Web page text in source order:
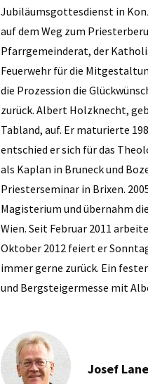
Jubiläumsgottesdienst in
auf dem Weg zum
Pfarrgemeinderat, der
Feuerwehr für die
die Prozession die
zurück. Albert Holzknecht,
Tabland, auf. Er maturierte
entschied er sich für das
als Kaplan in Bruneck und
Priesterseminar in Brixen.
Magisterium und übernahm
Wien. Seit ­Februar 2011
Oktober 2012 feiert er
immer gerne zurück. Ein
und Berg­steigermesse mit
Josef